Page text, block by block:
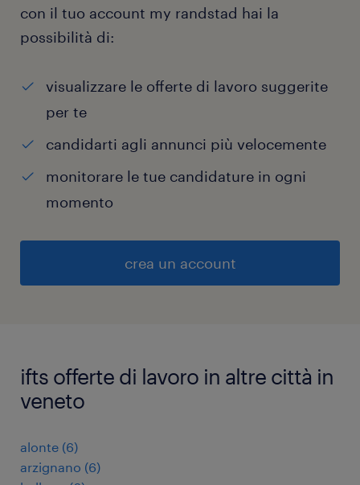
con il tuo account my randstad hai la
possibilità di:
visualizzare le offerte di lavoro suggerite
per te
candidarti agli annunci più velocemente
monitorare le tue candidature in ogni
momento
crea un account
ifts offerte di lavoro in altre città in
veneto
alonte (6)
arzignano (6)